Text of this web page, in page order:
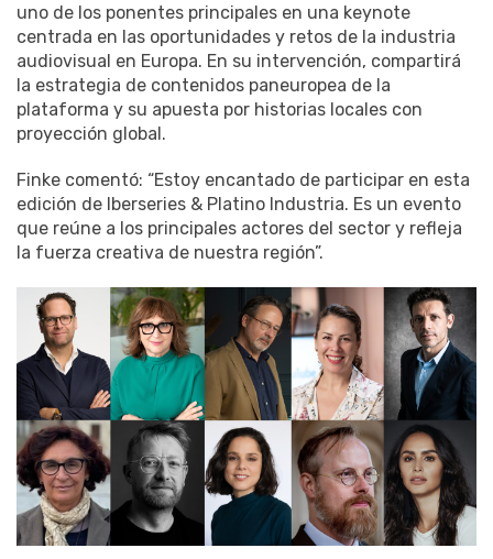
uno de los ponentes principales en una keynote
centrada en las oportunidades y retos de la industria
audiovisual en Europa. En su intervención, compartirá
la estrategia de contenidos paneuropea de la
plataforma y su apuesta por historias locales con
proyección global.
Finke comentó: “Estoy encantado de participar en esta
edición de Iberseries & Platino Industria. Es un evento
que reúne a los principales actores del sector y refleja
la fuerza creativa de nuestra región”.